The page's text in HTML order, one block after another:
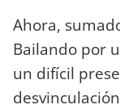
Ahora,
Bailando por
un difícil